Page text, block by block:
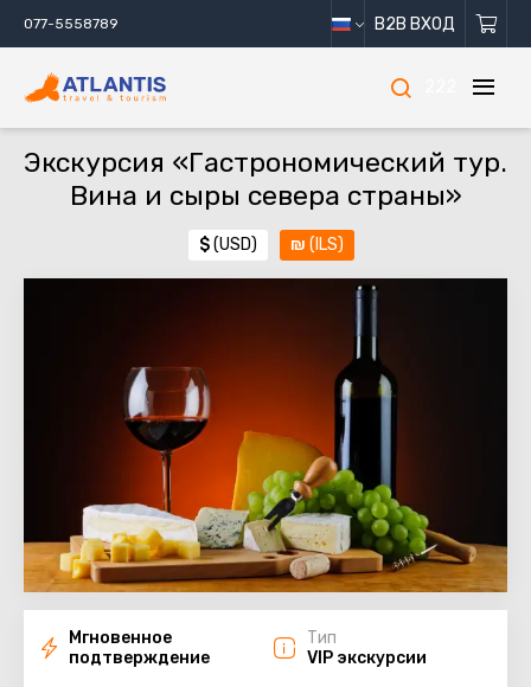
077-5558789 B2B ВХОД
Экскурсия «Гастрономический тур.
Вина и сыры севера страны»
$(USD) ₪ (ILS)
Мгновенное
подтверждение
Тип
VIP экскурсии